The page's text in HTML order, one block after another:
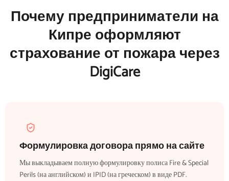
Почему предприниматели на
Кипре оформляют
страхование от пожара через
DigiCare
Формулировка договора прямо на сайте
Мы выкладываем полную формулировку полиса Fire & Special
Perils (на английском) и IPID (на греческом) в виде PDF.